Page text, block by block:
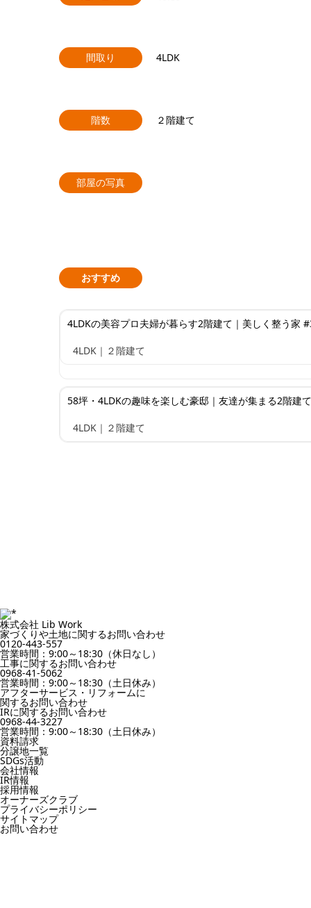
間取り 4LDK
階数 ２階建て
部屋の写真
おすすめ
4LDKの美容プロ夫婦が暮らす2階建て｜美しく整う家
4LDK｜２階建て
58坪・4LDKの趣味を楽しむ豪邸｜友達が集まる2階建
4LDK｜２階建て
株式会社 Lib Work
家づくりや土地に関するお問い合わせ
0120-443-557
営業時間：9:00～18:30（休日なし）
工事に関するお問い合わせ
0968-41-5062
営業時間：9:00～18:30（土日休み）
アフターサービス・リフォームに
関するお問い合わせ
IRに関するお問い合わせ
0968-44-3227
営業時間：9:00～18:30（土日休み）
資料請求
分譲地一覧
SDGs活動
会社情報
IR情報
採用情報
オーナーズクラブ
プライバシーポリシー
サイトマップ
お問い合わせ